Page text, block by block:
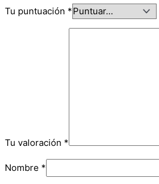
Tu puntuación *
Tu valoración *
Nombre *